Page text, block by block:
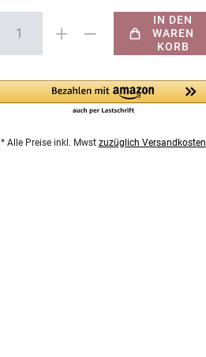
IN DEN
WAREN
KORB
* Alle Preise inkl. Mwst zuzüglich Versandkosten